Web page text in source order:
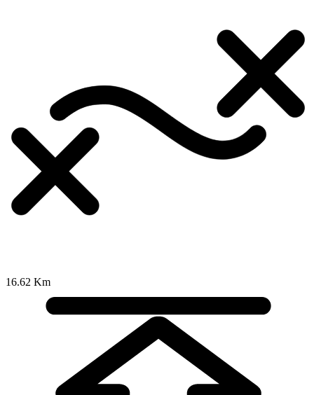
16.62 Km